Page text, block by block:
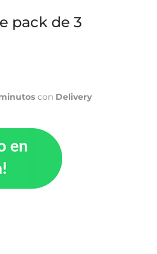
pack de 3
con Delivery